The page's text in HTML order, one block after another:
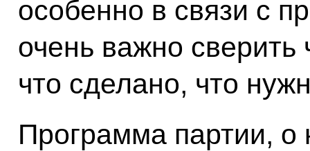
особенно в связи с
очень важно сверить
что сделано, что
Программа партии,